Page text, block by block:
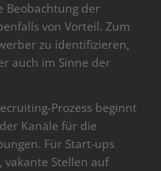
Beobachtung der
von Vorteil. Zum
zu identifizieren,
auch im Sinne der
Prozess beginnt
Kanäle für die
Für Start-ups
vakante Stellen auf